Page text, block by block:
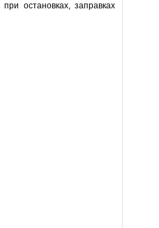
остановках, заправках